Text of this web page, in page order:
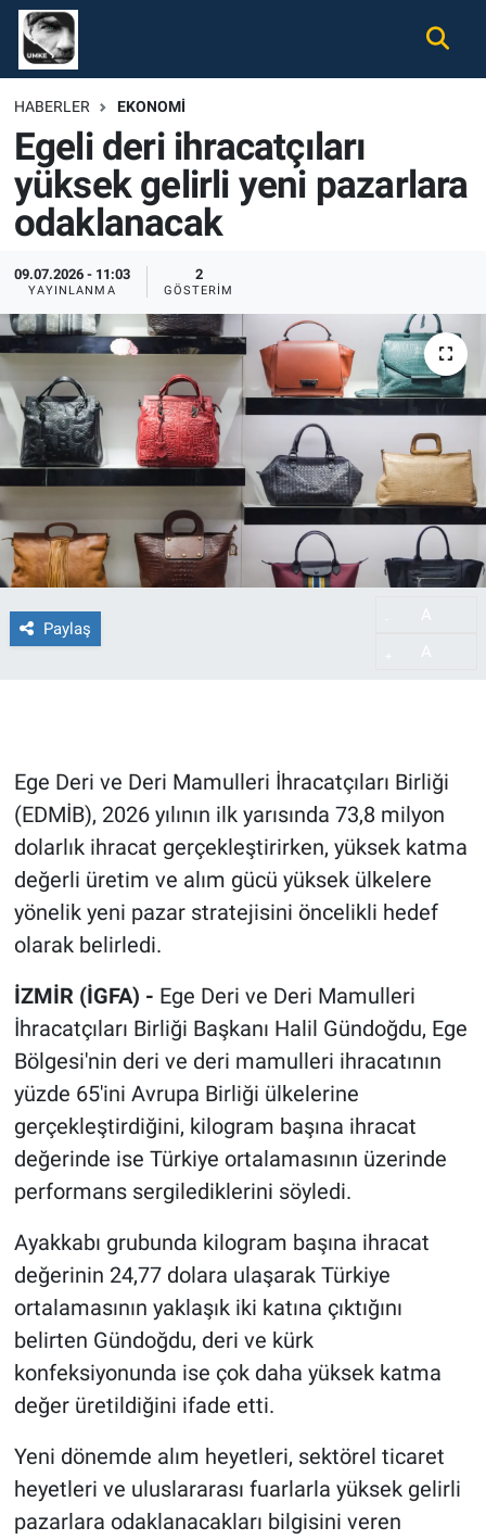
HABERLER EKONOMI
Egeli deri ihracatçıları
yüksek gelirli yeni pazarlara
odaklanacak
09.07.2026 - 11:03
YAYINLANMA
2
GÖSTERIM
Paylaş
Ege Deri ve Deri Mamulleri İhracatçıları Birliği
(EDMİB), 2026 yılının ilk yarısında 73,8 milyon
dolarlık ihracat gerçekleştirirken, yüksek katma
değerli üretim ve alım gücü yüksek ülkelere
yönelik yeni pazar stratejisini öncelikli hedef
olarak belirledi.
İZMİR (İGFA) - Ege Deri ve Deri Mamulleri
İhracatçıları Birliği Başkanı Halil Gündoğdu, Ege
Bölgesi'nin deri ve deri mamulleri ihracatının
yüzde 65'ini Avrupa Birliği ülkelerine
gerçekleştirdiğini, kilogram başına ihracat
değerinde ise Türkiye ortalamasının üzerinde
performans sergilediklerini söyledi.
Ayakkabı grubunda kilogram başına ihracat
değerinin 24,77 dolara ulaşarak Türkiye
ortalamasının yaklaşık iki katına çıktığını
belirten Gündoğdu, deri ve kürk
konfeksiyonunda ise çok daha yüksek katma
değer üretildiğini ifade etti.
Yeni dönemde alım heyetleri, sektörel ticaret
heyetleri ve uluslararası fuarlarla yüksek gelirli
pazarlara odaklanacakları bilgisini veren
Gündem
Ekonomi
Spor
Tüm Haberler
İletişim
Künye
Nöbetçi Eczaneler
Hava Durumu
Namaz Vakitleri
Süper Lig Puan Durumu ve Fikstür
Tüm Manşetler
Son Dakika Haberleri
Haber Arşivi